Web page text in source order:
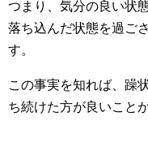
つまり、気分の良い状
落ち込んだ状態を過ご
す。
この事実を知れば、躁
ち続けた方が良いこと